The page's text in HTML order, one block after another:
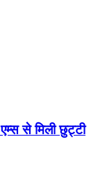
से मिली छुट्टी